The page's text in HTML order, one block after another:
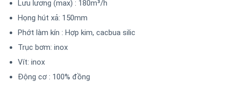
Lưu lương (max) : 180m³/h
Họng hút xả: 150mm
Phớt làm kín : Hợp kim, cacbua silic
Trục bơm: inox
Vít: inox
Động cơ : 100% đồng